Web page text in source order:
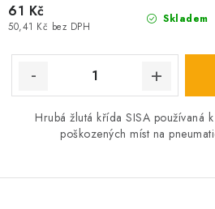
Skladem
50,41 Kč bez DPH
61 Kč
Hrubá žlutá křída SISA používaná
poškozených míst na